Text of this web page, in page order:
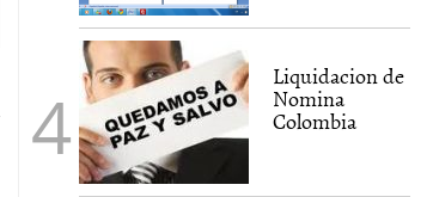
Liquidacion de
Nomina
Colombia